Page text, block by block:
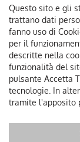
Via Numa Pompilio
C.F/P.IVA:
Registro delle
Copyright © 2026
Questo sito e gli
trattano dati
fanno uso di
per il
descritte nella
funzionalità del
pulsante Accetta
tecnologie. In
tramite l'apposito